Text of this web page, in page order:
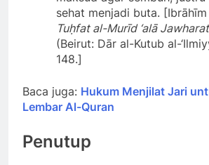
sehat menjadi buta.
Tuḥfat al-Murīd ‘alā
(Beirut: Dār al-Kutub al-
148.]
Baca juga: Hukum Menjilat Jari
Lembar Al-Quran
Penutup